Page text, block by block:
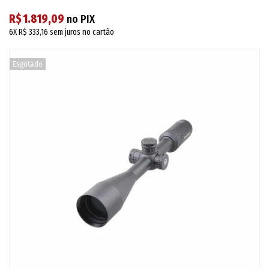
R$ 1.819,09 no PIX
6XR$ 333,16 sem juros no cartão
Esgotado